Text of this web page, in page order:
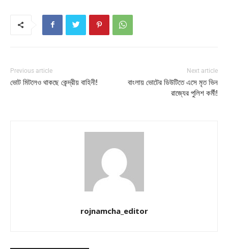
Previous article
ভোট মিটলেও থাকছে কেন্দ্রীয় বাহিনী!
Next article
বাংলায় ভোটের ডিউটিতে এসে মৃত ভিন
রাজ্যের পুলিশ কর্মী!
rojnamcha_editor